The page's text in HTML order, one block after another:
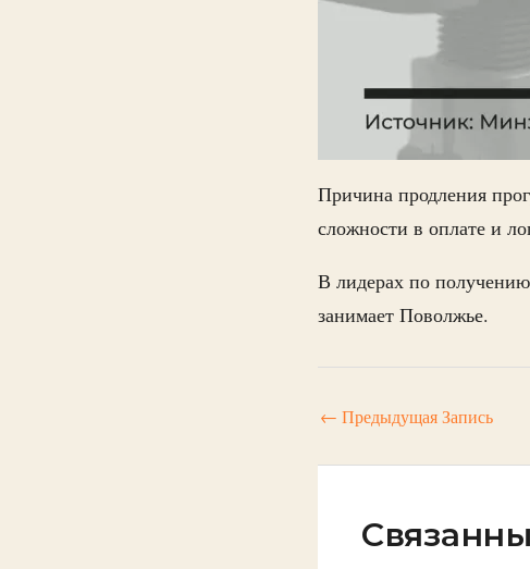
Причина продления
сложности в оплате и
В лидерах по
занимает Поволжье.
← Предыдущая Запись